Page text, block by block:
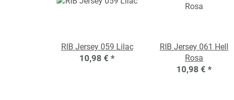
RIB Jersey 059 Lilac
10,98 € *
RIB Jersey 061 Hell
Rosa
10,98 € *